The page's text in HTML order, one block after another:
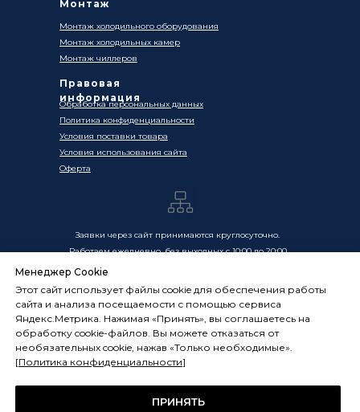
Цены, указанные на сайте, носят информационный
характер и не являются публичной офертой в смысле
ст. 437 ГК РФ. Окончательная стоимость товаров и услуг
определяется индивидуально и фиксируется в
Спецификации. Условия оказания услуг определяются
публичной офертой, размещённой по адресу:
Заявки через сайт принимаются круглосуточно.
Работаем ежедневно, без выходных с 10:00 до 20:00
Обработка персональных данных
Политика конфиденциальности
Условия поставки товара
Оферта
Условия использования сайта
Монтаж
Правовая
информация
Монтаж холодильного оборудования
Монтаж чиллеров
Монтаж холодильных камер
Менеджер Cookie
Этот сайт использует файлы cookie для обеспечения работы
сайта и анализа посещаемости с помощью сервиса
Яндекс.Метрика. Нажимая «Принять», вы соглашаетесь на
обработку cookie-файлов. Вы можете отказаться от
необязательных cookie, нажав «Только необходимые».
[Политика конфиденциальности]
ПРИНЯТЬ